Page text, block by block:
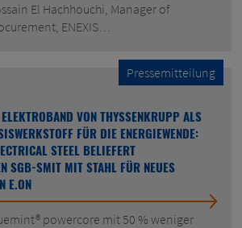
El Hachhouchi, Manager of
ENEXIS…
VON THYSSENKRUPP ALS
FÜR DIE ENERGIEWENDE:
STEEL BELIEFERT
SGB-SMIT MIT STAHL FÜR NEUES
E.ON
Pressemitteilung
powercore mit 50 % weniger